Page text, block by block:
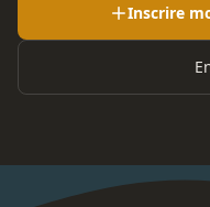
Inscrire